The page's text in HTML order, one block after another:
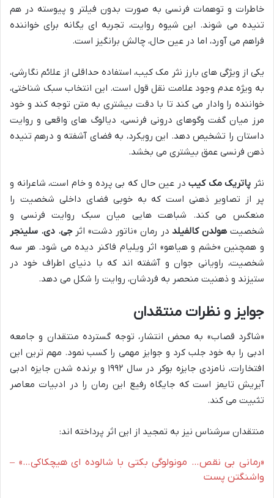
خاطرات و توهمات فرنسی به صورت بدون فیلتر و پیوسته در هم
تنیده می شوند. این شیوه روایت، تجربه ای یگانه برای خواننده
فراهم می آورد، اما در عین حال، چالش برانگیز است.
یکی از ویژگی های بارز نثر مک کیب، استفاده حداقلی از علائم نگارشی،
به ویژه عدم وجود علامت نقل قول است. این انتخاب سبک شناختی،
خواننده را وادار می کند تا با دقت بیشتری به متن توجه کند و خود
مرز میان گفت وگوهای درونی فرنسی، دیالوگ های واقعی و روایت
داستان را تشخیص دهد. این رویکرد، به فضای آشفته و درهم تنیده
ذهن فرنسی عمق بیشتری می بخشد.
نثر پاتریک مک کیبدر عین حال که بی پرده و خام است، شاعرانه و
پر از تصاویر ذهنی است که به خوبی فضای داخلی شخصیت را
منعکس می کند. شباهت هایی میان سبک روایت فرنسی و
شخصیت هولدن کالفیلددر رمان «ناتور دشت» اثرجی. دی. سلینجر
و همچنین «خشم و هیاهو» اثر ویلیام فاکنر دیده می شود. هر سه
شخصیت، راویانی جوان و آشفته اند که با دنیای اطراف خود در
ستیزند و ذهنیت منحصر به فردشان، روایت را شکل می دهد.
جوایز و نظرات منتقدان
«شاگرد قصاب» به محض انتشار، توجه گسترده منتقدان و جامعه
ادبی را به خود جلب کرد و جوایز مهمی را کسب نمود. مهم ترین این
افتخارات، نامزدی جایزه بوکر در سال ۱۹۹۲ و برنده شدن جایزه ادبی
آیریش تایمز است که جایگاه رفیع این رمان را در ادبیات معاصر
تثبیت می کند.
منتقدان سرشناس نیز به تمجید از این اثر پرداخته اند:
«رمانی بی نقص… مونولوگی بکتی با شالوده ای هیچکاکی…» –
واشنگتن پست